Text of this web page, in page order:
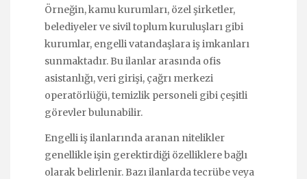
Örneğin, kamu kurumları, özel şirketler,
belediyeler ve sivil toplum kuruluşları gibi
kurumlar, engelli vatandaşlara iş imkanları
sunmaktadır. Bu ilanlar arasında ofis
asistanlığı, veri girişi, çağrı merkezi
operatörlüğü, temizlik personeli gibi çeşitli
görevler bulunabilir.
Engelli iş ilanlarında aranan nitelikler
genellikle işin gerektirdiği özelliklere bağlı
olarak belirlenir. Bazı ilanlarda tecrübe veya